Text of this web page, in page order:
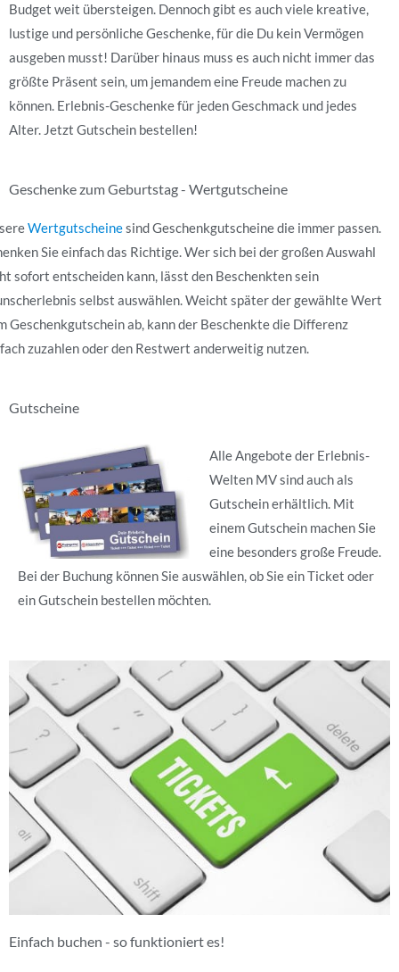
Budget weit übersteigen. Dennoch gibt es auch viele kreative,
lustige und persönliche Geschenke, für die Du kein Vermögen
ausgeben musst! Darüber hinaus muss es auch nicht immer das
größte Präsent sein, um jemandem eine Freude machen zu
können. Erlebnis-Geschenke für jeden Geschmack und jedes
Alter. Jetzt Gutschein bestellen!
Geschenke zum Geburtstag - Wertgutscheine
Wertgutscheinesind Geschenkgutscheine die immer passen.
Sie einfach das Richtige. Wer sich bei der großen Auswahl
sofort entscheiden kann, lässt den Beschenkten sein
selbst auswählen. Weicht später der gewählte Wert
Geschenkgutschein ab, kann der Beschenkte die Differenz
zuzahlen oder den Restwert anderweitig nutzen.
Gutscheine
Alle Angebote der Erlebnis-
Welten MV sind auch als
Gutschein erhältlich. Mit
einem Gutschein machen Sie
eine besonders große Freude.
Bei der Buchung können Sie auswählen, ob Sie ein Ticket oder
ein Gutschein bestellen möchten.
Einfach buchen - so funktioniert es!